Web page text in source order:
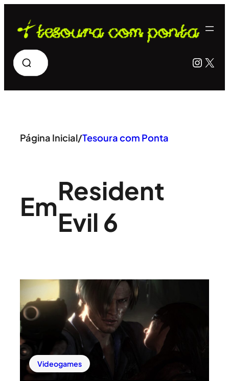
para
conteúdo
Pesquisar X
Página Inicial/Tesoura com Ponta
Em
Resident
Evil 6
Videogames